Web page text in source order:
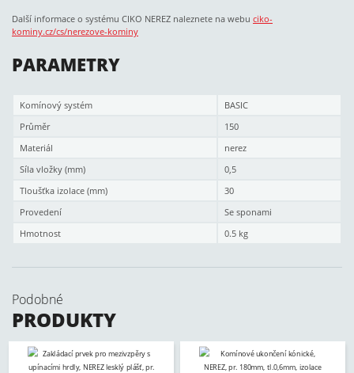
Další informace o systému CIKO NEREZ naleznete na webu ciko-
kominy.cz/cs/nerezove-kominy
PARAMETRY
Komínový systém
BASIC
Průměr
150
Materiál
nerez
Síla vložky (mm)
0,5
Tloušťka izolace (mm)
30
Provedení
Se sponami
Hmotnost
0.5 kg
Podobné
PRODUKTY